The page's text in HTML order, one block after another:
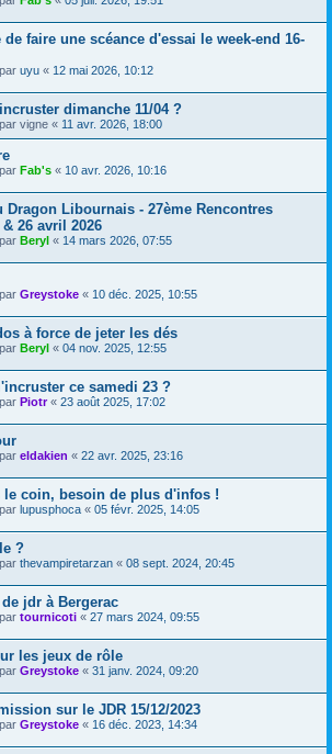
faire une scéance d'essai le week-end 16-
uyu « 12 mai 2026, 10:12
dimanche 11/04 ?
vigne « 11 avr. 2026, 18:00
Fab's « 10 avr. 2026, 10:16
Dragon Libournais - 27ème Rencontres
26 avril 2026
Beryl « 14 mars 2026, 07:55
Greystoke « 10 déc. 2025, 10:55
à force de jeter les dés
Beryl « 04 nov. 2025, 12:55
ce samedi 23 ?
Piotr« 23 août 2025, 17:02
eldakien « 22 avr. 2025, 23:16
le coin, besoin de plus d'infos !
lupusphoca « 05 févr. 2025, 14:05
?
thevampiretarzan « 08 sept. 2024, 20:45
jdr à Bergerac
tournicoti « 27 mars 2024, 09:55
les jeux de rôle
Greystoke « 31 janv. 2024, 09:20
sur le JDR 15/12/2023
Greystoke « 16 déc. 2023, 14:34